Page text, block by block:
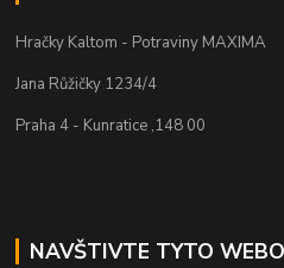
Hračky Kaltom - Potraviny MAXIMA
Jana Růžičky 1234/4
Praha 4 - Kunratice ,148 00
NAVŠTIVTE TYTO